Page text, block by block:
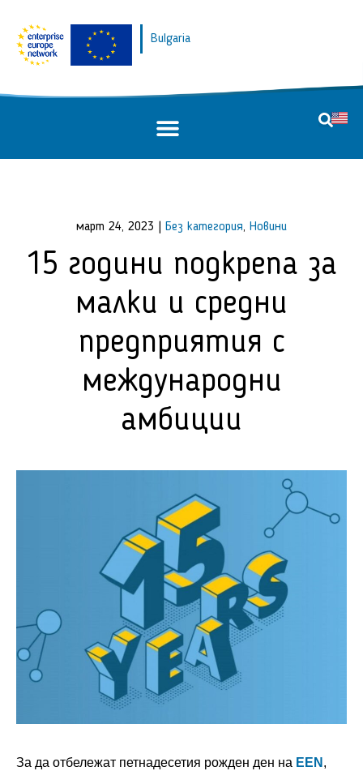
Bulgaria
март 24, 2023 Без категория, Новини
15 години подкрепа за
малки и средни
предприятия с
международни
амбиции
За да отбележат петнадесетия рожден ден на EEN ,